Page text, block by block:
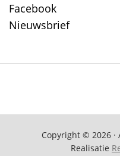
Facebook
Nieuwsbrief
Copyright © 2026 ·
Realisatie